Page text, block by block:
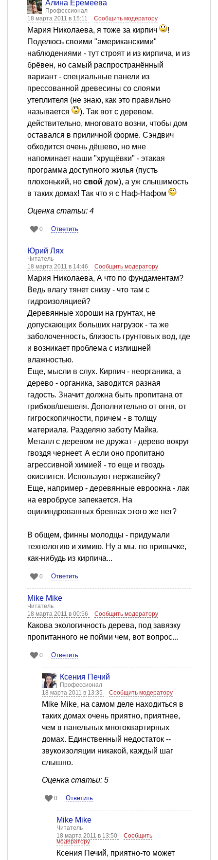
Алина Еремеева
Профессионал
18 марта 2011 в 15:11
Сообщить модератору
Мария Николаева, я тоже за кирпич
!
Поделюсь своими "американскими"
наблюдениями - тут строят и из кирпича, и из
брёвен, но самый распространённый
вариант - специальные панели из
прессованной древесины со слоями
утеплителя (не знаю, как это правильно
называется
). Так вот с деревом,
действительно, многовато возни, чтобы дом
оставался в приличной форме. Сэндвич
обходится очень дёшево, но мне
напоминает наши "хрущёвки" - этакая
программа доступного жилья (пусть
плохонький, но свой дом), а уж слышимость
в таких домах! Так что я с Наф-Нафом
Оценка статьи: 4
0 Ответить
Юрий Лях
Читатель
18 марта 2011 в 14:46
Сообщить модератору
Мария Николаева, А что по фундаментам?
Ведь влагу тянет снизу - что там с
гидроизоляцией?
Деревянные хороши на грунтах, не
допускающих больших нагрузок - та же
заболоченность, близость грунтовых вод, где
и возникает проблема с излишней
влажностью.
Еще, мысли в слух. Кирпич - неорганика, а
дерево - органика, заводится разная
гадость. Значит должна быть пропитана от
грибков/шешеля. Дополнительно от огня, от
гигроскопичности, причем - в толщу
материала. Разделяю заботу Майка.
Металл с деревом не дружат - дерево вокруг
гвоздя чернеет. А если оно пропитано
агрессивной химией - то еще и гвоздь
окислится. Используют нержавейку?
Еще, например - деревянные евроокна - лак
на евробрусе запекается. На
оцилиндрованных бревнах этого же нет?
В общем, финны молодцы - придумали
технологию и химию. Ну а мы, по привычке,
как-нибудь из кирпича...
0 Ответить
Mike Mike
Читатель
18 марта 2011 в 00:56
Сообщить модератору
Какова экологичность дерева, под завязку
пропитанного не пойми чем, вот вопрос...
0 Ответить
Ксения Печий
Профессионал
18 марта 2011 в 13:35
Сообщить модератору
Mike Mike, на самом деле находиться в
таких домах очень приятно, приятнее,
чем в панельных многоквартирных
домах. Единственный недостаток --
звукоизоляции никакой, каждый шаг
слышно.
Оценка статьи: 5
0 Ответить
Mike Mike
Читатель
18 марта 2011 в 13:50
Сообщить
модератору
Ксения Печий, приятно-то может